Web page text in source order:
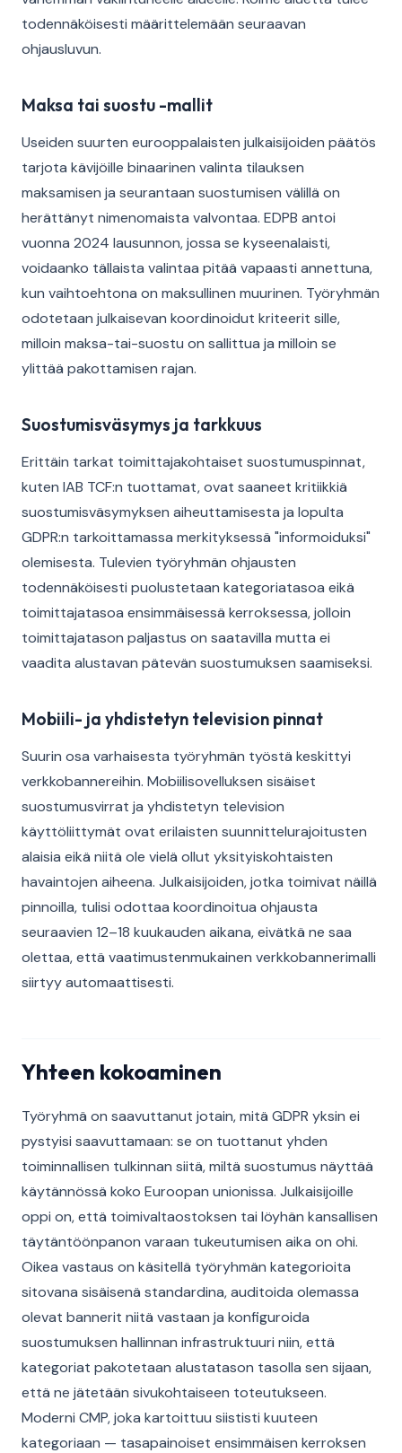
todennäköisesti määrittelemään seuraavan
ohjausluvun.
Maksa tai suostu -mallit
Useiden suurten eurooppalaisten julkaisijoiden päätös
tarjota kävijöille binaarinen valinta tilauksen
maksamisen ja seurantaan suostumisen välillä on
herättänyt nimenomaista valvontaa. EDPB antoi
vuonna 2024 lausunnon, jossa se kyseenalaisti,
voidaanko tällaista valintaa pitää vapaasti annettuna,
kun vaihtoehtona on maksullinen muurinen. Työryhmän
odotetaan julkaisevan koordinoidut kriteerit sille,
milloin maksa-tai-suostu on sallittua ja milloin se
ylittää pakottamisen rajan.
Suostumisväsymys ja tarkkuus
Erittäin tarkat toimittajakohtaiset suostumuspinnat,
kuten IAB TCF:n tuottamat, ovat saaneet kritiikkiä
suostumisväsymyksen aiheuttamisesta ja lopulta
GDPR:n tarkoittamassa merkityksessä "informoiduksi"
olemisesta. Tulevien työryhmän ohjausten
todennäköisesti puolustetaan kategoriatasoa eikä
toimittajatasoa ensimmäisessä kerroksessa, jolloin
toimittajatason paljastus on saatavilla mutta ei
vaadita alustavan pätevän suostumuksen saamiseksi.
Mobiili- ja yhdistetyn television pinnat
Suurin osa varhaisesta työryhmän työstä keskittyi
verkkobannereihin. Mobiilisovelluksen sisäiset
suostumusvirrat ja yhdistetyn television
käyttöliittymät ovat erilaisten suunnittelurajoitusten
alaisia eikä niitä ole vielä ollut yksityiskohtaisten
havaintojen aiheena. Julkaisijoiden, jotka toimivat näillä
pinnoilla, tulisi odottaa koordinoitua ohjausta
seuraavien 12–18 kuukauden aikana, eivätkä ne saa
olettaa, että vaatimustenmukainen verkkobannerimalli
siirtyy automaattisesti.
Yhteen kokoaminen
Työryhmä on saavuttanut jotain, mitä GDPR yksin ei
pystyisi saavuttamaan: se on tuottanut yhden
toiminnallisen tulkinnan siitä, miltä suostumus näyttää
käytännössä koko Euroopan unionissa. Julkaisijoille
oppi on, että toimivaltaostoksen tai löyhän kansallisen
täytäntöönpanon varaan tukeutumisen aika on ohi.
Oikea vastaus on käsitellä työryhmän kategorioita
sitovana sisäisenä standardina, auditoida olemassa
olevat bannerit niitä vastaan ja konfiguroida
suostumuksen hallinnan infrastruktuuri niin, että
kategoriat pakotetaan alustatason tasolla sen sijaan,
että ne jätetään sivukohtaiseen toteutukseen.
Moderni CMP, joka kartoittuu siististi kuuteen
kategoriaan — tasapainoiset ensimmäisen kerroksen